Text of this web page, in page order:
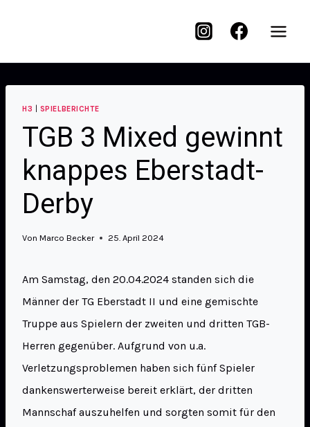
H3 SPIELBERICHTE
TGB 3 Mixed gewinnt
knappes Eberstadt-
Derby
Von Marco Becker 25. April 2024
Am Samstag, den 20.04.2024 standen sich die
Männer der TG Eberstadt II und eine gemischte
Truppe aus Spielern der zweiten und dritten TGB-
Herren gegenüber. Aufgrund von u.a.
Verletzungsproblemen haben sich fünf Spieler
dankenswerterweise bereit erklärt, der dritten
Mannschaf auszuhelfen und sorgten somit für den